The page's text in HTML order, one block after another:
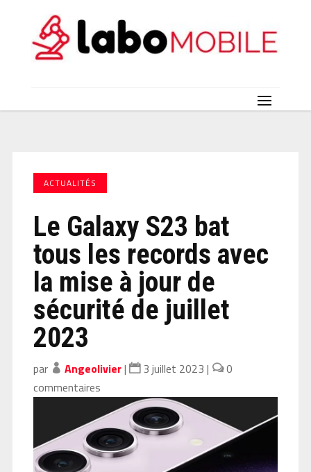
ACTUALITÉS
Le Galaxy S23 bat
tous les records avec
la mise à jour de
sécurité de juillet
2023
par Angeolivier| 3 juillet 2023 |
0
commentaires